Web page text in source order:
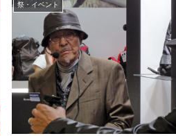
祭・イベント